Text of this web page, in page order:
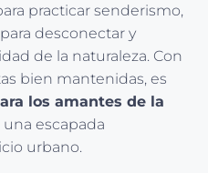
practicar senderismo,
desconectar y
de la naturaleza. Con
bien mantenidas, es
los amantes de la
escapada
urbano.